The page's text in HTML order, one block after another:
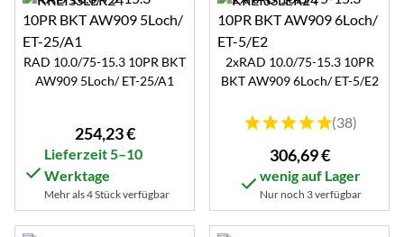
RAD 10.0/75-15.3 10PR BKT
AW909 5Loch/ ET-25/A1
254,23€
Lieferzeit 5–10
Werktage
Mehr als 4 Stück verfügbar
2xRAD 10.0/75-15.3 10PR
BKT AW909 6Loch/ ET-5/E2
Bewertung: 5 von 5 (38
(38)
306,69€
wenig auf Lager
Nur noch 3 verfügbar